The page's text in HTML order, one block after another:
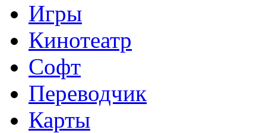
Игры
Кинотеатр
Софт
Переводчик
Карты